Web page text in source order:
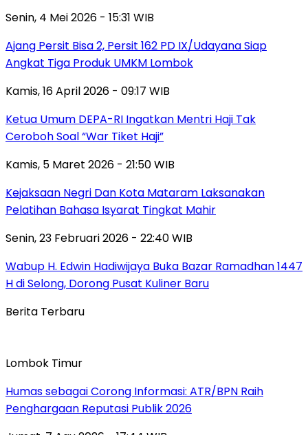
Senin, 4 Mei 2026 - 15:31 WIB
Ajang Persit Bisa 2, Persit 162 PD IX/Udayana Siap
Angkat Tiga Produk UMKM Lombok
Kamis, 16 April 2026 - 09:17 WIB
Ketua Umum DEPA-RI Ingatkan Mentri Haji Tak
Ceroboh Soal “War Tiket Haji”
Kamis, 5 Maret 2026 - 21:50 WIB
Kejaksaan Negri Dan Kota Mataram Laksanakan
Pelatihan Bahasa Isyarat Tingkat Mahir
Senin, 23 Februari 2026 - 22:40 WIB
Wabup H. Edwin Hadiwijaya Buka Bazar Ramadhan 1447
H di Selong, Dorong Pusat Kuliner Baru
Berita Terbaru
Lombok Timur
Humas sebagai Corong Informasi: ATR/BPN Raih
Penghargaan Reputasi Publik 2026